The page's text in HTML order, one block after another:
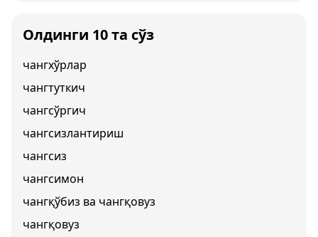
Олдинги 10 та сўз
чангхўрлар
чангтуткич
чангсўргич
чангсизлантириш
чангсиз
чангсимон
чангқўбиз ва чангқовуз
чангқовуз